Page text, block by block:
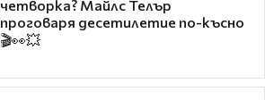
четворка? Майлс Телър
проговаря десетилетие по-късно
🎬👀💥